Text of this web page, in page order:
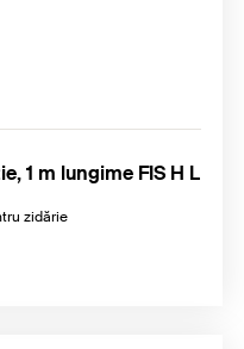
1 m lungime FIS H L
zidărie